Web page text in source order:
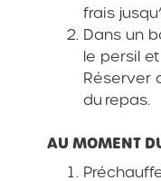
frais
Dans un
le persil et
Réserver
du repas.
AU MOMENT